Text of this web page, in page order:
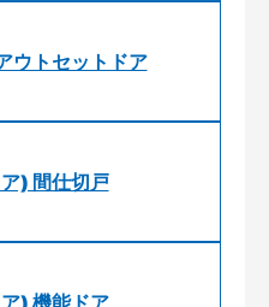
ウトセットドア
) 間仕切戸
) 機能ドア